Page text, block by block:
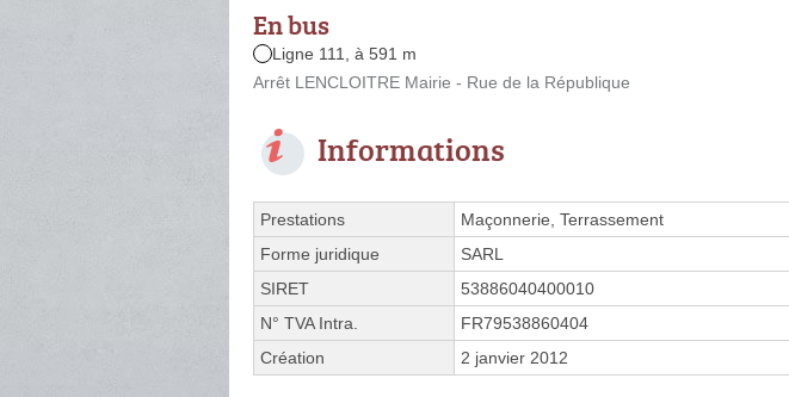
En bus
Ligne 111, à 591 m
Arrêt LENCLOITRE Mairie - Rue de la République
Informations
Prestations
Maçonnerie, Terrassement
Forme juridique
SARL
SIRET
53886040400010
N° TVA Intra.
FR79538860404
Création
2 janvier 2012